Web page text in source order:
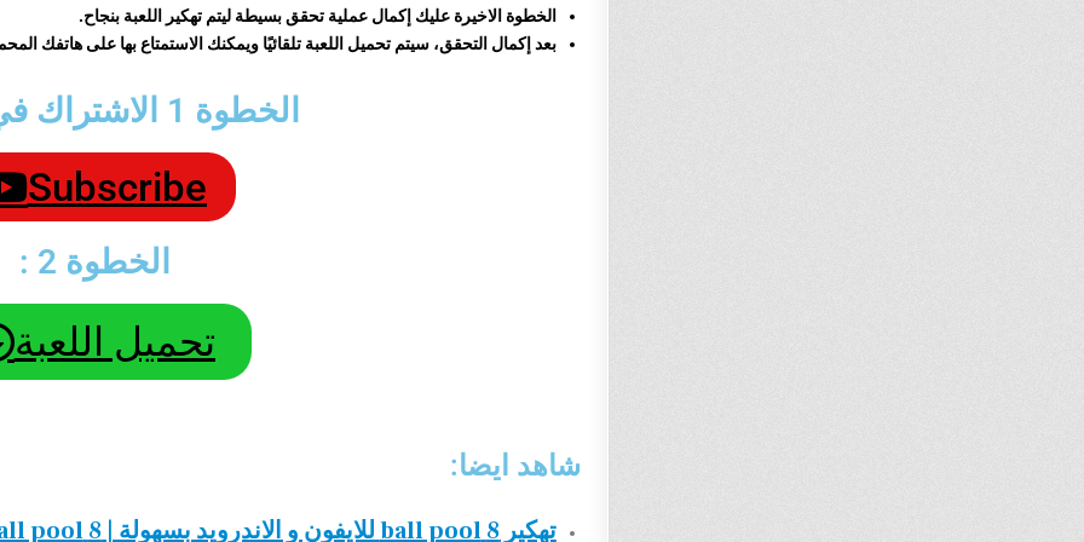
الخطوة الاخيرة عليك إكمال عملية تحقق بسيطة ليتم تهكير اللعبة بنجاح.
بعد إكمال التحقق، سيتم تحميل اللعبة تلقائيًا ويمكنك الاستمتاع بها على هاتفك
الخطوة 1 الاشتراك في القناة:
Subscribe
الخطوة 2 :
تحميل اللعبة
شاهد ايضا:
تهكير 8 ball pool للايفون و الاندرويد بسهولة | 8 ball pool مهكرة 2023